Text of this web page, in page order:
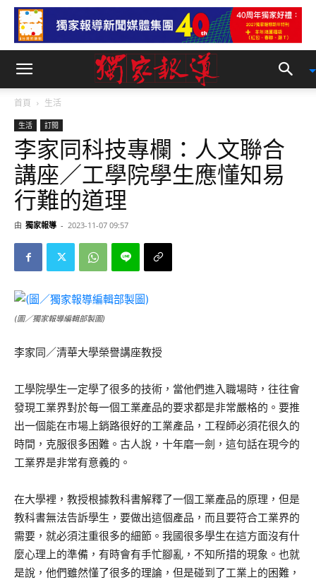
首頁 生活
生活 訂閱
李家同科技專欄：人文聯合
講座／工學院學生應懂知易
行難的道理
由 獨家報導 - 2023-11-07 09:57
(圖／獨家報導編輯部製圖)
李家同／清華大學榮譽講座教授
工學院學生一定學了很多的技術，當他們進入職場時，往往會
發現工業界對於每一個工業產品的要求都是非常嚴格的。要推
出一個能在市場上銷路很好的工業產品，工程師必須花很久的
時間，克服很多困難。古人說，十年磨一劍，這句話在現今的
工業界是非常有意義的。
在大學裡，教授根據教科書解釋了一個工業產品的原理，但是
教科書無法告訴學生，要做出這個產品，而且要符合工業界的
需要，就必須注重很多的細節。我國很多學生在這方面沒有什
麼心理上的準備，有時會有手忙腳亂，不知所措的現象。也就
是說，他們雖然懂了很多的理論，但是碰到了工業上的困難，